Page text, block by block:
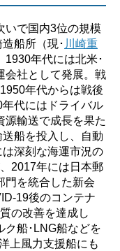
いで国内3位の規模
船所（現･ 川崎重
1930年代には北米･
会社として発展。戦
年代からは戦後
代にはドライバル
源輸送で成長を果た
船を投入し、自動
深刻な海運市況の
2017年には日本郵
門を統合した新会
19後のコンテナ
の改善を達成し
ク船･LNG船などを
上風力支援船にも